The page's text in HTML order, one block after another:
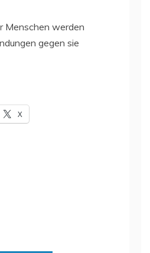
Menschen werden
gegen sie
X